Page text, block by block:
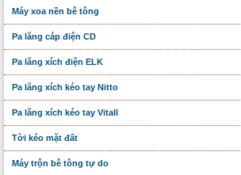
Máy xoa nền bê tông
Pa lăng cáp điện CD
Pa lăng xích điện ELK
Pa lăng xích kéo tay Nitto
Pa lăng xích kéo tay Vitall
Tời kéo mặt đất
Máy trộn bê tông tự do